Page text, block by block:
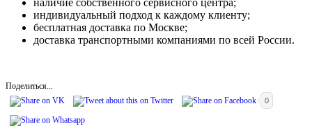
индивидуальный подход к каждому клиенту;
бесплатная доставка по Москве;
доставка транспортными компаниями по всей России.
Поделиться...
0